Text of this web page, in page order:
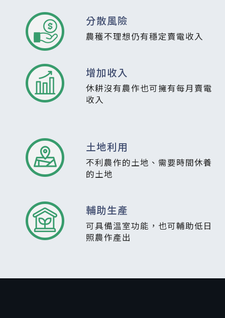
分散風險
農穫不理想仍有穩定賣電收入
增加收入
休耕沒有農作也可擁有每月賣電
收入
土地利用
不利農作的土地、需要時間休養
的土地
輔助生產
可具備溫室功能，也可輔助低日
照農作產出